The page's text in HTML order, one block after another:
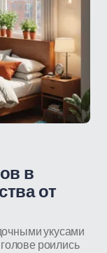
в
от
укусами
роились